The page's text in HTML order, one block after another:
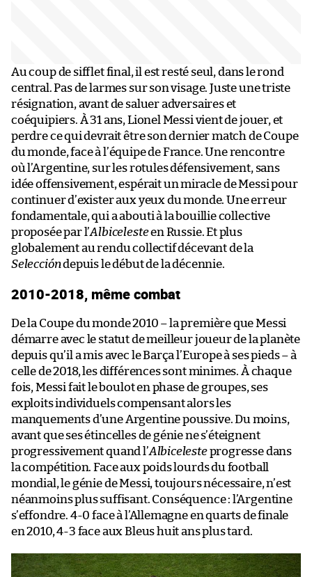
Au coup de sifflet final, il est resté seul, dans le rond
central. Pas de larmes sur son visage. Juste une triste
résignation, avant de saluer adversaires et
coéquipiers. À 31 ans, Lionel Messi vient de jouer, et
perdre ce qui devrait être son dernier match de Coupe
du monde, face à l’équipe de France. Une rencontre
où l’Argentine, sur les rotules défensivement, sans
idée offensivement, espérait un miracle de Messi pour
continuer d’exister aux yeux du monde. Une erreur
fondamentale, qui a abouti à la bouillie collective
proposée par l’Albicelesteen Russie. Et plus
globalement au rendu collectif décevant de la
Seleccióndepuis le début de la décennie.
2010-2018, même combat
De la Coupe du monde 2010 – la première que Messi
démarre avec le statut de meilleur joueur de la planète
depuis qu’il a mis avec le Barça l’Europe à ses pieds – à
celle de 2018, les différences sont minimes. À chaque
fois, Messi fait le boulot en phase de groupes, ses
exploits individuels compensant alors les
manquements d’une Argentine poussive. Du moins,
avant que ses étincelles de génie ne s’éteignent
progressivement quand l’Albicelesteprogresse dans
la compétition. Face aux poids lourds du football
mondial, le génie de Messi, toujours nécessaire, n’est
néanmoins plus suffisant. Conséquence : l’Argentine
s’effondre. 4-0 face à l’Allemagne en quarts de finale
en 2010, 4-3 face aux Bleus huit ans plus tard.